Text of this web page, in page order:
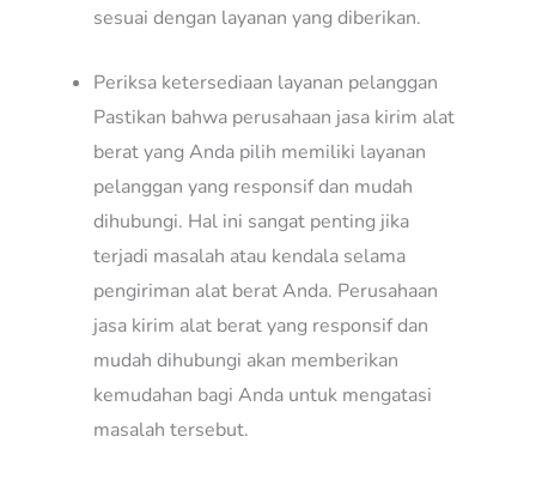
sesuai dengan layanan yang diberikan.
Periksa ketersediaan layanan pelanggan
Pastikan bahwa perusahaan jasa kirim alat
berat yang Anda pilih memiliki layanan
pelanggan yang responsif dan mudah
dihubungi. Hal ini sangat penting jika
terjadi masalah atau kendala selama
pengiriman alat berat Anda. Perusahaan
jasa kirim alat berat yang responsif dan
mudah dihubungi akan memberikan
kemudahan bagi Anda untuk mengatasi
masalah tersebut.